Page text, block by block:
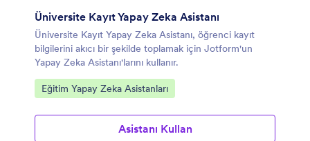
Üniversite Kayıt Yapay Zeka Asistanı
Üniversite Kayıt Yapay Zeka Asistanı, öğrenci kayıt
bilgilerini akıcı bir şekilde toplamak için Jotform'un
Yapay Zeka Asistanı'larını kullanır.
Kategoriye git:
Eğitim Yapay Zeka Asistanları
Asistanı Kullan